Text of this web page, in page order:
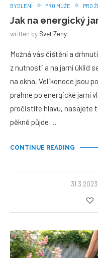
BYDLENÍ PRO MUŽE PRO
Jak na energický
written by Svet Zeny
Možná vás čištění a
z nutnosti a na jarní úklid
na okna, Velikonoce jsou
prahne po energické jarní
pročistíte hlavu, nasajete
pěkně půjde …
CONTINUE READING
31.3.2023